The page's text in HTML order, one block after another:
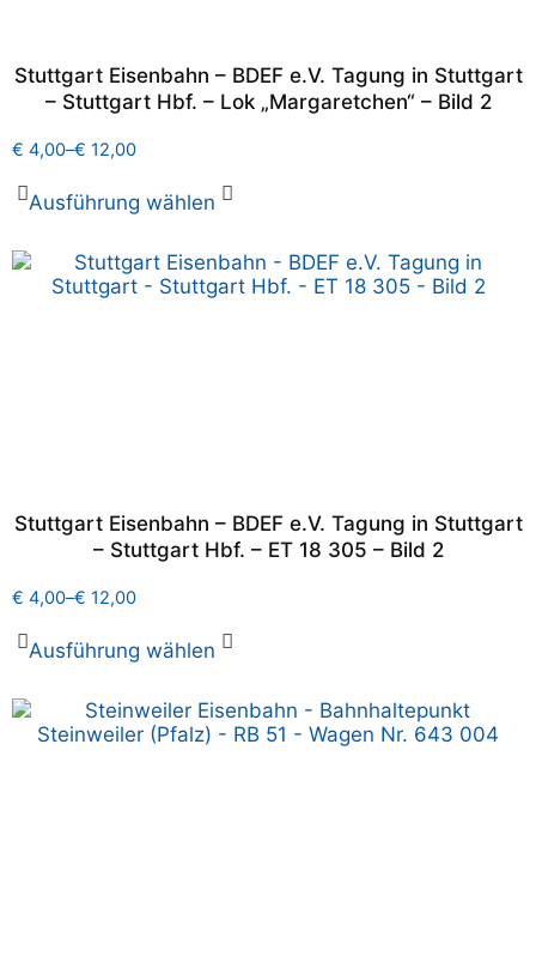
Stuttgart Eisenbahn – BDEF e.V. Tagung in Stuttgart
– Stuttgart Hbf. – Lok „Margaretchen“ – Bild 2
€ 4,00–€ 12,00
Ausführung wählen
Stuttgart Eisenbahn – BDEF e.V. Tagung in Stuttgart
– Stuttgart Hbf. – ET 18 305 – Bild 2
€ 4,00–€ 12,00
Ausführung wählen